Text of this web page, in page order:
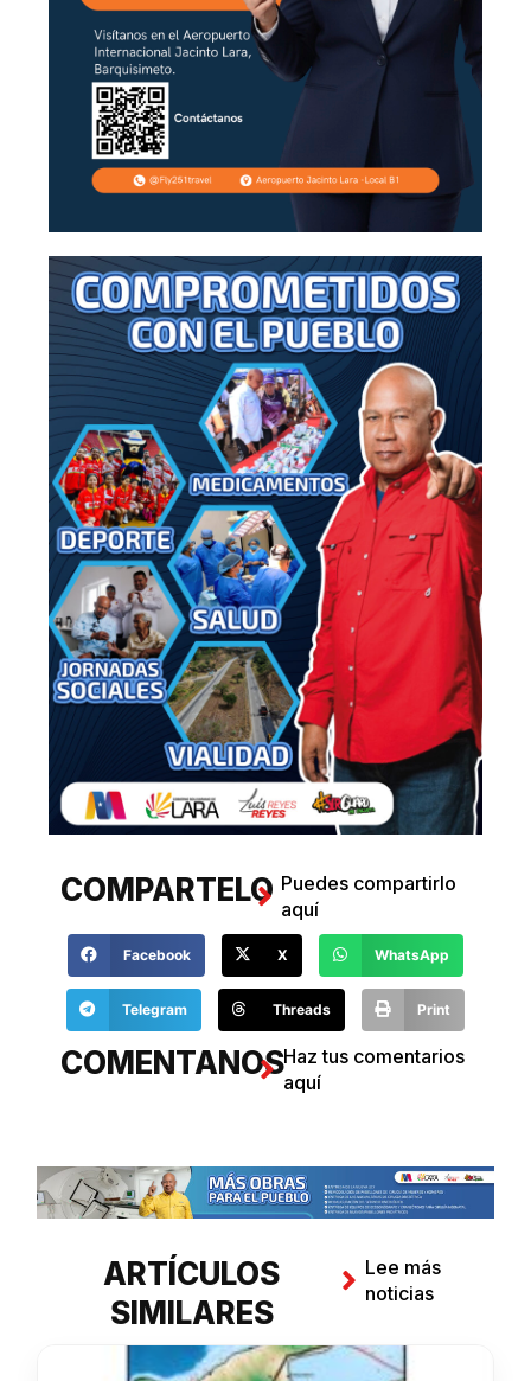
COMPARTELO Puedes compartirlo
aquí
Facebook X WhatsApp
Telegram Threads Print
COMENTANOSHaz tus comentarios
aquí
ARTÍCULOS
SIMILARES
Lee más
noticias